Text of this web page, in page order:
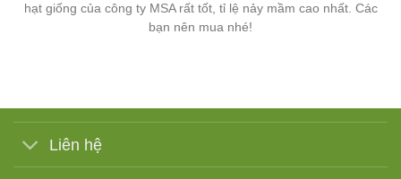
hạt giống của công ty MSA rất tốt, tỉ lệ nảy mầm cao nhất. Các
bạn nên mua nhé!
Liên hệ